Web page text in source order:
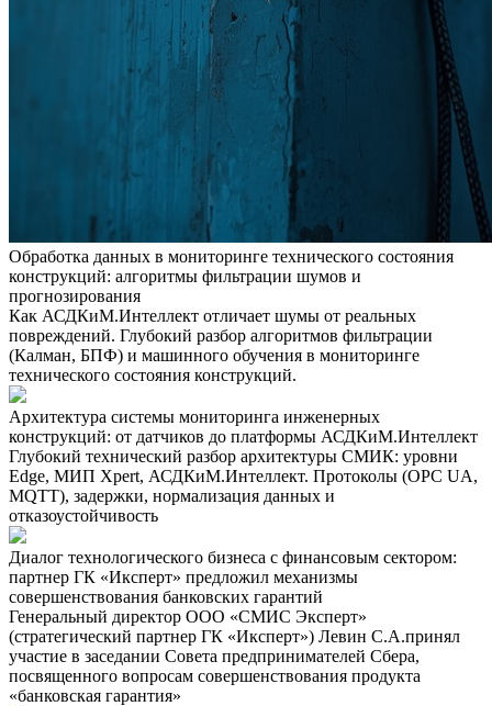
Обработка данных в мониторинге технического состояния
конструкций: алгоритмы фильтрации шумов и
прогнозирования
Как АСДКиМ.Интеллект отличает шумы от реальных
повреждений. Глубокий разбор алгоритмов фильтрации
(Калман, БПФ) и машинного обучения в мониторинге
технического состояния конструкций.
Архитектура системы мониторинга инженерных
конструкций: от датчиков до платформы АСДКиМ.Интеллект
Глубокий технический разбор архитектуры СМИК: уровни
Edge, МИП Xpert, АСДКиМ.Интеллект. Протоколы (OPC UA,
MQTT), задержки, нормализация данных и
отказоустойчивость
Диалог технологического бизнеса с финансовым сектором:
партнер ГК «Иксперт» предложил механизмы
совершенствования банковских гарантий
Генеральный директор ООО «СМИС Эксперт»
(стратегический партнер ГК «Иксперт») Левин С.А.принял
участие в заседании Совета предпринимателей Сбера,
посвященного вопросам совершенствования продукта
«банковская гарантия»